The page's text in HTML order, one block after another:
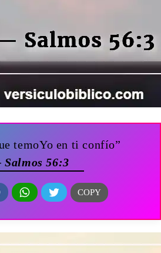
temoYo en ti confío”
56:3